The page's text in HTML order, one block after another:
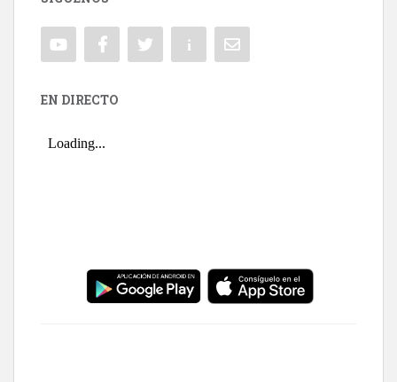
EN DIRECTO